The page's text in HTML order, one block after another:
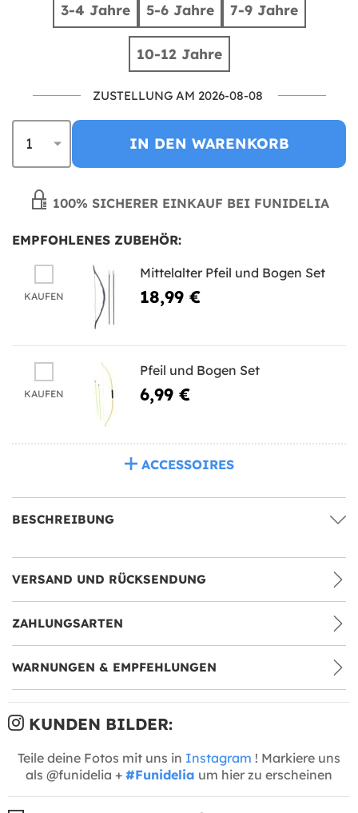
3-4 Jahre 5-6 Jahre 7-9 Jahre
10-12 Jahre
ZUSTELLUNG AM 2026-08-08
IN DEN WARENKORB
100% SICHERER EINKAUF BEI FUNIDELIA
EMPFOHLENES ZUBEHÖR:
KAUFEN
Mittelalter Pfeil und Bogen Set
18,99 €
KAUFEN
Pfeil und Bogen Set
6,99 €
ACCESSOIRES
BESCHREIBUNG
VERSAND UND RÜCKSENDUNG
ZAHLUNGSARTEN
WARNUNGEN & EMPFEHLUNGEN
KUNDEN BILDER:
Teile deine Fotos mit uns in Instagram ! Markiere uns
als @funidelia + #Funidelia um hier zu erscheinen